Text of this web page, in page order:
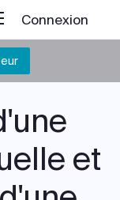
Connexion
et